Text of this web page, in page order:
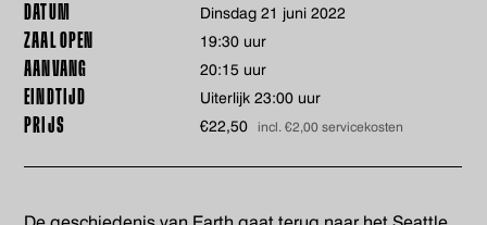
DATUM dinsdag 21 juni 2022
ZAAL OPEN 19:30 uur
AANVANG 20:15 uur
EINDTIJD Uiterlijk 23:00 uur
PRIJS €22,50 incl. €2,00 servicekosten